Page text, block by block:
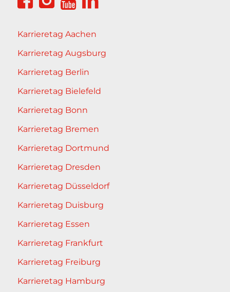
Karrieretag Aachen
Karrieretag Augsburg
Karrieretag Berlin
Karrieretag Bielefeld
Karrieretag Bonn
Karrieretag Bremen
Karrieretag Dortmund
Karrieretag Dresden
Karrieretag Düsseldorf
Karrieretag Duisburg
Karrieretag Essen
Karrieretag Frankfurt
Karrieretag Freiburg
Karrieretag Hamburg